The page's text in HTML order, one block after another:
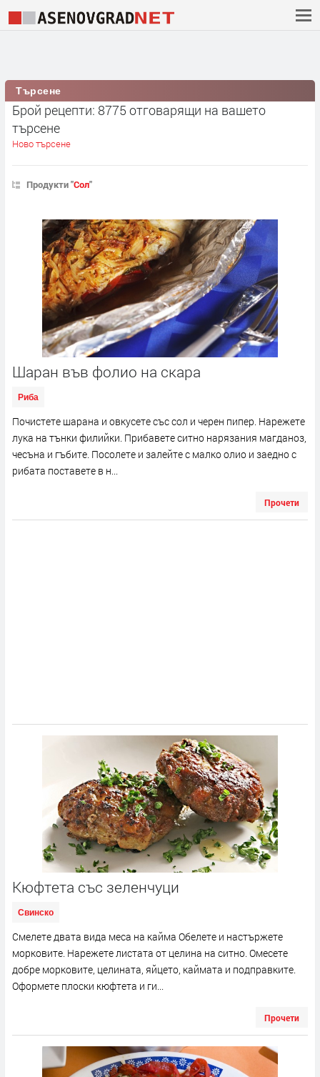
Търсене
Брой рецепти: 8775 отговарящи на вашето
търсене
Ново търсене
Продукти "Сол"
Шаран във фолио на скара
Риба
Почистете шарана и овкусете със сол и черен пипер. Нарежете
лука на тънки филийки. Прибавете ситно нарязания магданоз,
чесъна и гъбите. Посолете и залейте с малко олио и заедно с
рибата поставете в н...
Прочети
Кюфтета със зеленчуци
Свинско
Смелете двата вида меса на кайма Обелете и настържете
морковите. Нарежете листата от целина на ситно. Омесете
добре морковите, целината, яйцето, каймата и подправките.
Оформете плоски кюфтета и ги...
Прочети